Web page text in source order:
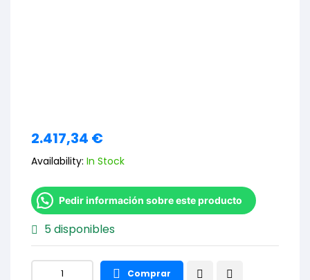
2.417,34 €
Availability: In Stock
Pedir información sobre este producto
5 disponibles
Comprar